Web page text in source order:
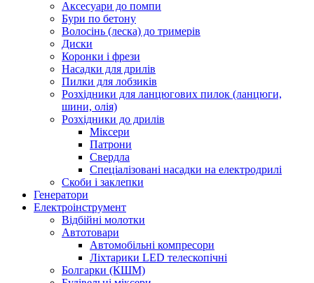
Аксесуари до помпи
Бури по бетону
Волосінь (леска) до тримерів
Диски
Коронки і фрези
Насадки для дрилів
Пилки для лобзиків
Розхідники для ланцюгових пилок (ланцюги,
шини, олія)
Розхідники до дрилів
Міксери
Патрони
Свердла
Спеціалізовані насадки на електродрилі
Скоби і заклепки
Генератори
Електроінструмент
Bідбійні молотки
Автотовари
Автомобільні компресори
Ліхтарики LED телескопічні
Болгарки (КШМ)